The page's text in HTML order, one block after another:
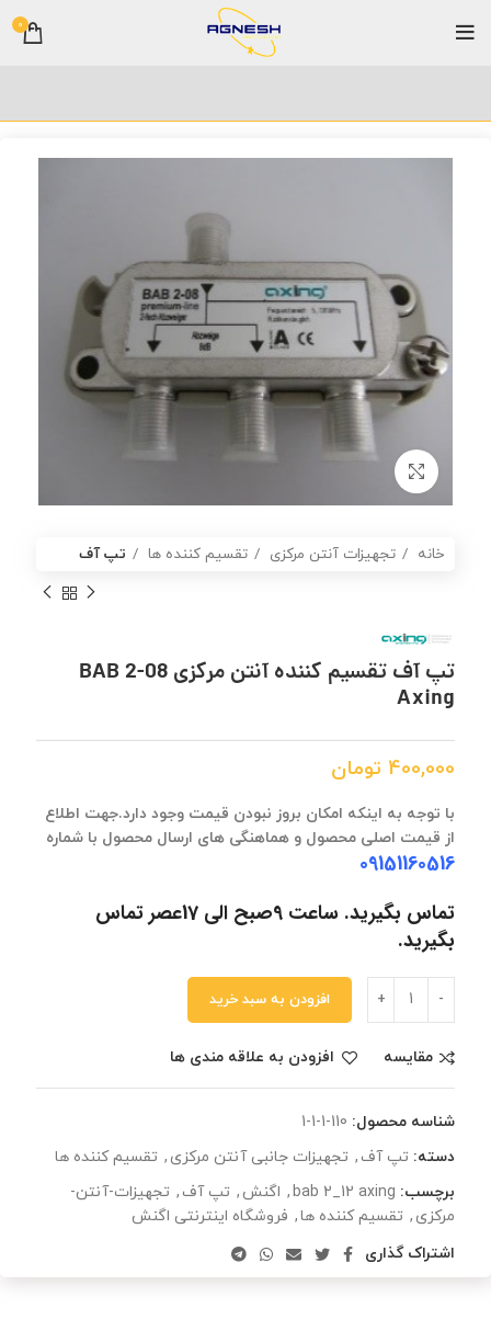
0
خانه تجهیزات آنتن مرکزی تقسیم کننده ها تپ آف
تپ آف تقسیم کننده آنتن مرکزی BAB 2-08
Axing
400,000 تومان
با توجه به اینکه امکان بروز نبودن قیمت وجود دارد.جهت اطلاع
از قیمت اصلی محصول و هماهنگی های ارسال محصول با شماره
09151160516
تماس بگیرید. ساعت 9صبح الی 17عصر تماس
بگیرید.
افزودن به سبد خرید
مقایسه افزودن به علاقه مندی ها
شناسه محصول: 110-1-1-1
دسته: تپ آف , تجهیزات جانبی آنتن مرکزی , تقسیم کننده ها
برچسب: bab 2_12 axing
, اگنش , تپ آف , تجهیزات-آنتن-
مرکزی , تقسیم کننده ها, فروشگاه اینترنتی اگنش
اشتراک گذاری